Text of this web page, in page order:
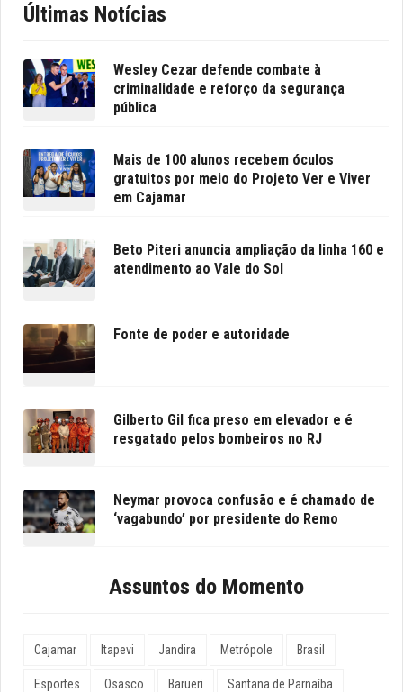
Últimas Notícias
Wesley Cezar defende combate à
criminalidade e reforço da segurança
pública
Mais de 100 alunos recebem óculos
gratuitos por meio do Projeto Ver e Viver
em Cajamar
Beto Piteri anuncia ampliação da linha 160 e
atendimento ao Vale do Sol
Fonte de poder e autoridade
Gilberto Gil fica preso em elevador e é
resgatado pelos bombeiros no RJ
Neymar provoca confusão e é chamado de
‘vagabundo’ por presidente do Remo
Assuntos do Momento
Cajamar Itapevi Jandira Metrópole Brasil
Esportes Osasco Barueri Santana de Parnaíba